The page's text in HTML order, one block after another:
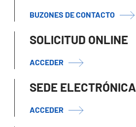
BUZONES DE CONTACTO
SOLICITUD ONLINE
ACCEDER
SEDE ELECTRÓNICA
ACCEDER